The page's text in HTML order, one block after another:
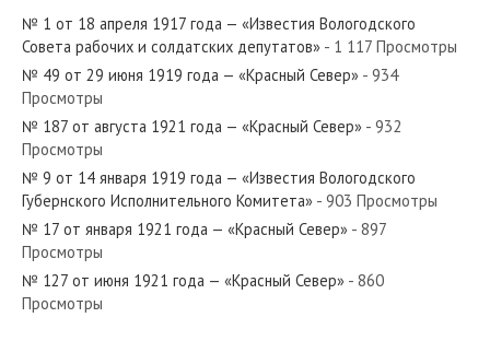
№ 224 от сентября 1979 года — «Красный Север»
№ 40 от февраля 1976 года — «Красный Север»
№ 10 от января 1972 года — «Красный Север»
№ 1 от 18 апреля 1917 года — «Известия Вологодского
Совета рабочих и солдатских депутатов» - 1 117 Просмотры
№ 49 от 29 июня 1919 года — «Красный Север» - 934
Просмотры
№ 187 от августа 1921 года — «Красный Север» - 932
Просмотры
№ 9 от 14 января 1919 года — «Известия Вологодского
Губернского Исполнительного Комитета» - 903 Просмотры
№ 17 от января 1921 года — «Красный Север» - 897
Просмотры
№ 127 от июня 1921 года — «Красный Север» - 860
Просмотры